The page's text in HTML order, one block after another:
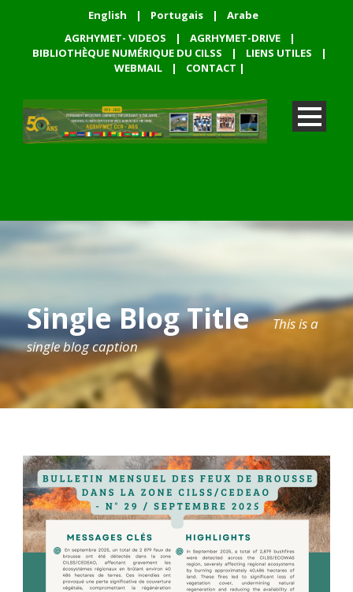
English | Portugais |
Arabe
AGRHYMET- VIDEOS
| AGRHYMET-DRIVE
|
BIBLIOTHÈQUE NUMÉRIQUE DU CILSS
| LIENS UTILES
|
WEBMAIL
| CONTACT |
Single Blog Title
This is a
single blog caption